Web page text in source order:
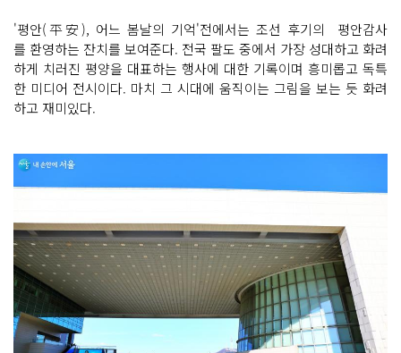
'평안(平安), 어느 봄날의 기억'전에서는 조선 후기의 평안감사
를 환영하는 잔치를 보여준다. 전국 팔도 중에서 가장 성대하고 화려
하게 치러진 평양을 대표하는 행사에 대한 기록이며 흥미롭고 독특
한 미디어 전시이다. 마치 그 시대에 움직이는 그림을 보는 듯 화려
하고 재미있다.